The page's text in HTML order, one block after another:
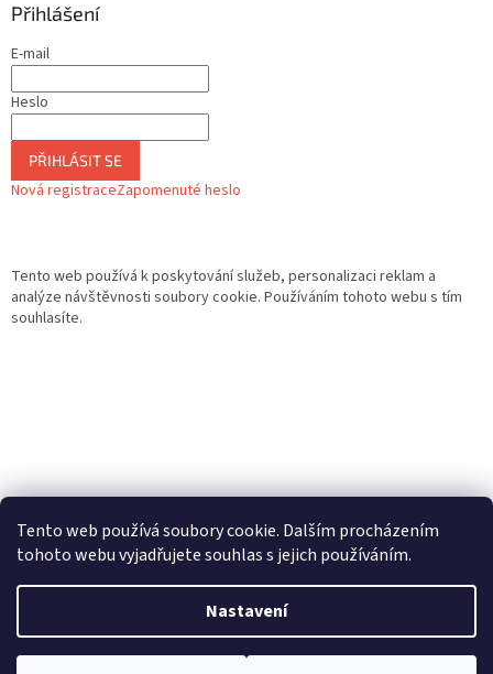
Tento web používá soubory cookie. Dalším procházením
tohoto webu vyjadřujete souhlas s jejich používáním.
Nastavení
Přihlášení
E-mail
Heslo
PŘIHLÁSIT SE
Nová registraceZapomenuté heslo
Tento web používá k poskytování služeb, personalizaci reklam a
analýze návštěvnosti soubory cookie. Používáním tohoto webu s tím
souhlasíte.
Copyright 2026Gurmand. Všechna práva vyhrazena.Upravit